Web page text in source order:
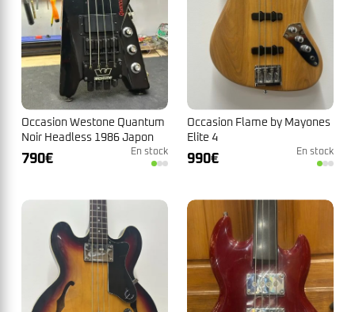
Occasion Westone Quantum
Noir Headless 1986 Japon
N°603016
790€ En stock
Occasion Flame by Mayones
Elite 4
990€ En stock